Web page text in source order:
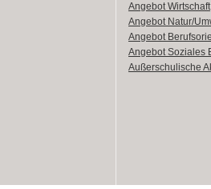
Angebot Wirtschaft
Angebot Natur/
Angebot
Angebot Soziales
Außerschulische